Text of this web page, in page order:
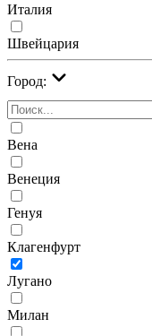
Италия
Швейцария
Город:
Вена
Венеция
Генуя
Клагенфурт
Лугано
Милан